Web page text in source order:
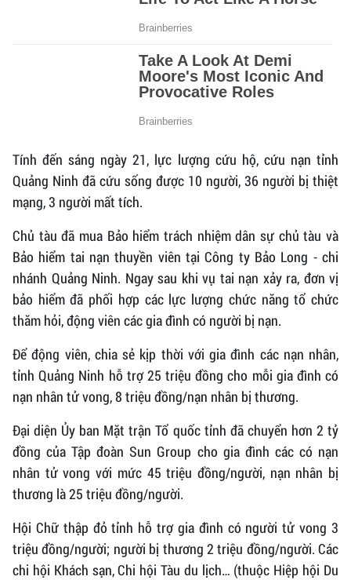
Tính đến sáng ngày 21, lực lượng cứu hộ, cứu nạn tỉnh
Quảng Ninh đã cứu sống được 10 người, 36 người bị thiệt
mạng, 3 người mất tích.
Chủ tàu đã mua Bảo hiểm trách nhiệm dân sự chủ tàu và
Bảo hiểm tai nạn thuyền viên tại Công ty Bảo Long - chi
nhánh Quảng Ninh. Ngay sau khi vụ tai nạn xảy ra, đơn vị
bảo hiểm đã phối hợp các lực lượng chức năng tổ chức
thăm hỏi, động viên các gia đình có người bị nạn.
Để động viên, chia sẻ kịp thời với gia đình các nạn nhân,
tỉnh Quảng Ninh hỗ trợ 25 triệu đồng cho mỗi gia đình có
nạn nhân tử vong, 8 triệu đồng/nạn nhân bị thương.
Đại diện Ủy ban Mặt trận Tổ quốc tỉnh đã chuyển hơn 2 tỷ
đồng của Tập đoàn Sun Group cho gia đình các có nạn
nhân tử vong với mức 45 triệu đồng/người, nạn nhân bị
thương là 25 triệu đồng/người.
Hội Chữ thập đỏ tỉnh hỗ trợ gia đình có người tử vong 3
triệu đồng/người; người bị thương 2 triệu đồng/người. Các
chi hội Khách sạn, Chi hội Tàu du lịch… (thuộc Hiệp hội Du